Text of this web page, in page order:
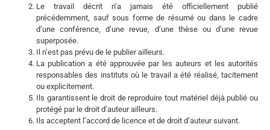
Le travail décrit n’a jamais été officiellement publié
précédemment, sauf sous forme de résumé ou dans le cadre
d’une conférence, d’une revue, d’une thèse ou d’une revue
superposée.
Il n’est pas prévu de le publier ailleurs.
La publication a été approuvée par les auteurs et les autorités
responsables des instituts où le travail a été réalisé, tacitement
ou explicitement.
Ils garantissent le droit de reproduire tout matériel déjà publié ou
protégé par le droit d’auteur ailleurs.
Ils acceptent l’accord de licence et de droit d’auteur suivant.